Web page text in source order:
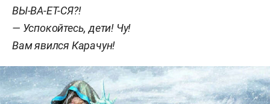
ВЫ-ВА-ЕТ-СЯ?!
— Успокойтесь, дети! Чу!
Вам явился Карачун!